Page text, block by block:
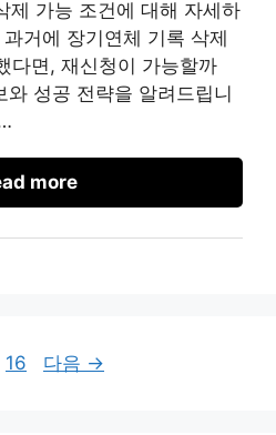
제 가능 조건에 대해 자세하
거에 장기연체 기록 삭제
다면, 재신청이 가능할까
와 성공 전략을 알려드립니
more
페
16 다음 →